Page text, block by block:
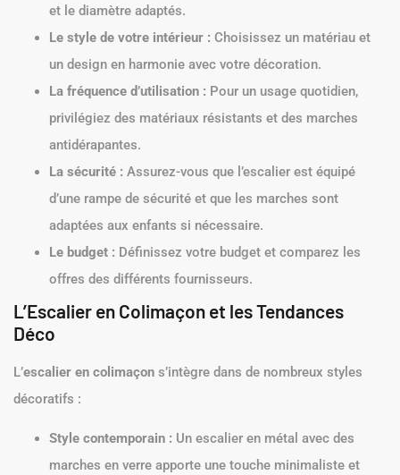
et le diamètre adaptés.
Le style de votre intérieur : Choisissez un matériau et
un design en harmonie avec votre décoration.
La fréquence d’utilisation : Pour un usage quotidien,
privilégiez des matériaux résistants et des marches
antidérapantes.
La sécurité : Assurez-vous que l’escalier est équipé
d’une rampe de sécurité et que les marches sont
adaptées aux enfants si nécessaire.
Le budget : Définissez votre budget et comparez les
offres des différents fournisseurs.
L’Escalier en Colimaçon et les Tendances
Déco
L’escalier en colimaçon s’intègre dans de nombreux styles
décoratifs :
Style contemporain : Un escalier en métal avec des
marches en verre apporte une touche minimaliste et